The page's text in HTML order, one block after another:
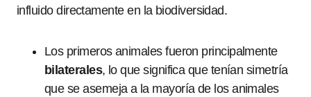
influido directamente en la biodiversidad.
Los primeros animales fueron principalmente
bilaterales, lo que significa que tenían simetría
que se asemeja a la mayoría de los animales